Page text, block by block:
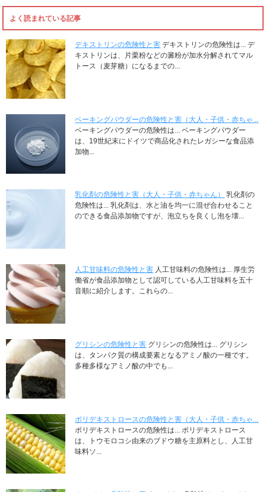
よく読まれている記事
デキストリンの危険性と害 デキストリンの危険性は... デ
キストリンは、片栗粉などの澱粉が加水分解されてマル
トース（麦芽糖）になるまでの...
ベーキングパウダーの危険性と害（大人・子供・赤ちゃ...
ベーキングパウダーの危険性は... ベーキングパウダー
は、19世紀末にドイツで商品化されたレガシーな食品添
加物...
乳化剤の危険性と害（大人・子供・赤ちゃん）
乳化剤の
危険性は... 乳化剤は、水と油を均一に混ぜ合わせること
のできる食品添加物ですが、泡立ちを良くし泡を壊...
人工甘味料の危険性と害 人工甘味料の危険性は... 厚生労
働省が食品添加物として認可している人工甘味料を五十
音順に紹介します。これらの...
グリシンの危険性と害 グリシンの危険性は... グリシン
は、タンパク質の構成要素となるアミノ酸の一種です。
多種多様なアミノ酸の中でも...
ポリデキストロースの危険性と害（大人・子供・赤ちゃ...
ポリデキストロースの危険性は... ポリデキストロース
は、トウモロコシ由来のブドウ糖を主原料とし、人工甘
味料ソ...